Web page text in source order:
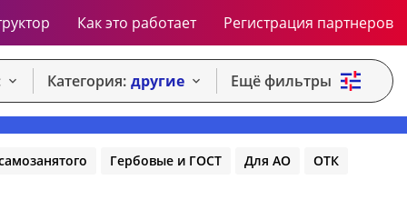
Как это работает Регистрация партнеров
Категория: другие Ещё фильтры
Гербовые и ГОСТ Для АО ОТК